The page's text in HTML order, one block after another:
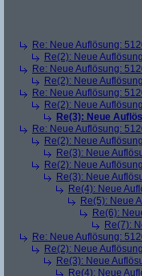
Re: Neue Auflösung:
Re(2): Neue
Re: Neue Auflösung:
Re(2): Neue
Re: Neue Auflösung:
Re(2): Neue
Re(3): Neue
Re: Neue Auflösung:
Re(2): Neue
Re(3): Neue
Re(2): Neue
Re(3): Neue
Re(4): Neue
Re(5): Neue
Re(6):
Re(7):
Re: Neue Auflösung:
Re(2): Neue
Re(3): Neue
Re(4): Neue